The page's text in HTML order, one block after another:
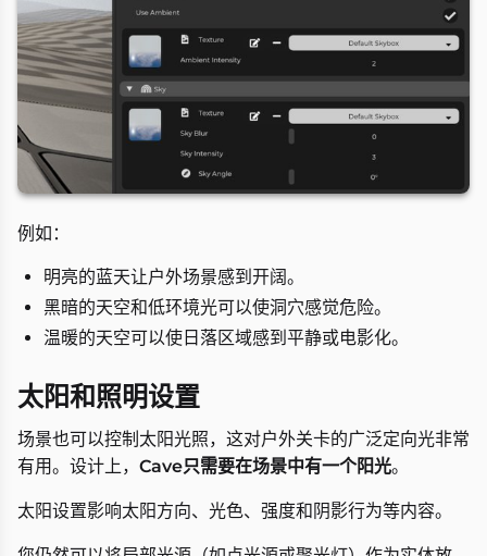
例如：
明亮的蓝天让户外场景感到开阔。
黑暗的天空和低环境光可以使洞穴感觉危险。
温暖的天空可以使日落区域感到平静或电影化。
太阳和照明设置
场景也可以控制太阳光照，这对户外关卡的广泛定向光非常
有用。设计上， Cave只需要在场景中有一个阳光。
太阳设置影响太阳方向、光色、强度和阴影行为等内容。